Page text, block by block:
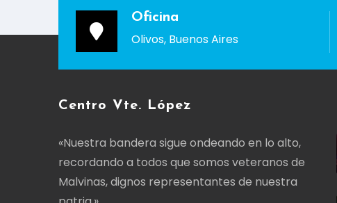
Oficina
Olivos, Buenos Aires
Centro Vte. López
«Nuestra bandera sigue ondeando en lo alto,
recordando a todos que somos veteranos de
Malvinas, dignos representantes de nuestra